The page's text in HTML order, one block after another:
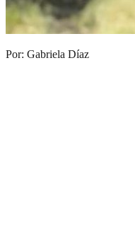
Por: Gabriela Díaz